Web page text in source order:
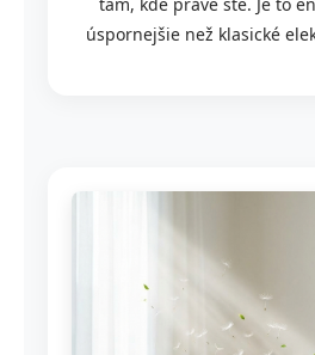
úspornejšie než klasické